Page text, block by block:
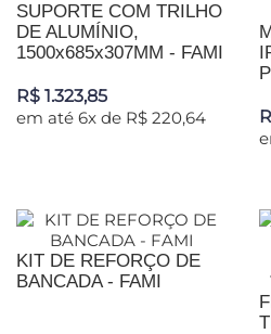
SUPORTE COM TRILHO
DE ALUMÍNIO,
1500x685x307MM - FAMI
R$ 1.323,85
em até 6x de R$ 220,64
KIT DE REFORÇO DE
BANCADA - FAMI